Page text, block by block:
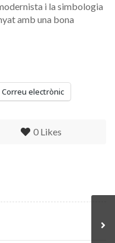
i la simbologia
amb una bona
Correu electrònic
0 Likes